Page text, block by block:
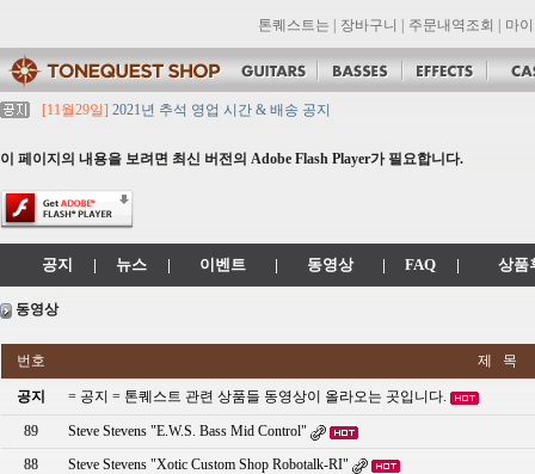
톤퀘스트는 장바구니 주문내역조회 마
[11월29일] 2021년 추석 영업 시간 & 배송 공지
[11월29일]2021년 설 영업 시간 & 배송 공지
[11월29일]
톤퀘스트 10월 휴무일 안내입니다.
이 페이지의 내용을 보려면 최신 버전의 Adobe Flash Player가 필요합니다.
공지 | 뉴스 | 이벤트 | 동영상 | FAQ | 상품
동영상
번호 제 목
공지 = 공지 = 톤퀘스트 관련 상품들 동영상이 올라오는 곳입니다.
89
Steve Stevens "E.W.S. Bass Mid Control"
88
Steve Stevens "Xotic Custom Shop Robotalk-RI"